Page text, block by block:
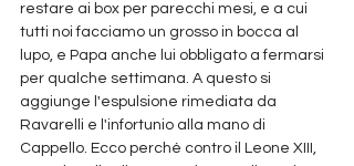
restare ai box per parecchi mesi, e a cui
tutti noi facciamo un grosso in bocca al
lupo, e Papa anche lui obbligato a fermarsi
per qualche settimana. A questo si
aggiunge l'espulsione rimediata da
Ravarelli e l'infortunio alla mano di
Cappello. Ecco perché contro il Leone XIII,